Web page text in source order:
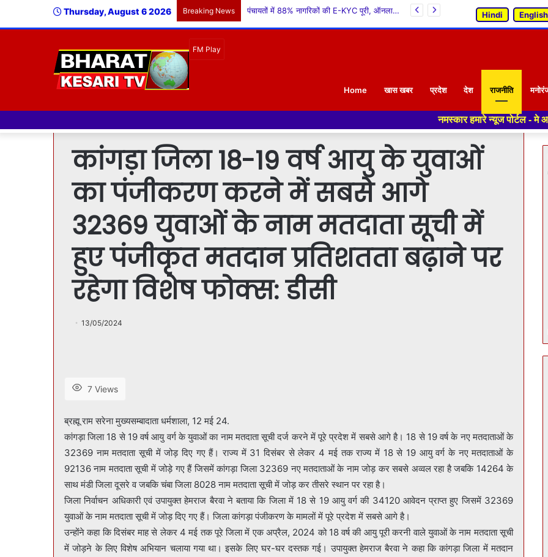
Thursday, August 6 2026 Breaking News ‘ग्रीन शिमला, आवर शिमला’ अभियान की शुरुआत, सीएम सुक्खू ने किया पौधरोपण Hindi English
Home खास खबर प्रदेश देश राजनीति
नमस्कार हमारे न्यूज पोर्टल - मे आपका स्वागत हैं
कांगड़ा जिला 18-19 वर्ष आयु के युवाओं
का पंजीकरण करने में सबसे आगे
32369 युवाओं के नाम मतदाता सूची में
हुए पंजीकृत मतदान प्रतिशतता बढ़ाने पर
रहेगा विशेष फोक्स: डीसी
13/05/2024
7 Views
ब्रह्मू राम सरेना मुख्यसम्बादाता धर्मशाला, 12 मई 24.
कांगड़ा जिला 18 से 19 वर्ष आयु वर्ग के युवाओं का नाम मतदाता सूची दर्ज करने में पूरे प्रदेश में सबसे आगे है। 18 से 19 वर्ष के नए मतदाताओं के
32369 नाम मतदाता सूची में जोड़ दिए गए हैं। राज्य में 31 दिसंबर से लेकर 4 मई तक राज्य में 18 से 19 आयु वर्ग के नए मतदाताओं के
92136 नाम मतदाता सूची में जोड़े गए हैं जिसमें कांगड़ा जिला 32369 नए मतदाताओं के नाम जोड़ कर सबसे अव्वल रहा है जबकि 14264 के
साथ मंडी जिला दूसरे व जबकि चंबा जिला 8028 नाम मतदाता सूची में जोड़ कर तीसरे स्थान पर रहा है।
जिला निर्वाचन अधिकारी एवं उपायुक्त हेमराज बैरवा ने बताया कि जिला में 18 से 19 आयु वर्ग की 34120 आवेदन प्राप्त हुए जिसमें 32369
युवाओं के नाम मतदाता सूची में जोड़ दिए गए हैं। जिला कांगड़ा पंजीकरण के मामलों में पूरे प्रदेश में सबसे आगे है।
उन्होंने कहा कि दिसंबर माह से लेकर 4 मई तक पूरे जिला में एक अप्रैल, 2024 को 18 वर्ष की आयु पूरी करनी वाले युवाओं के नाम मतदाता सूची
में जोड़ने के लिए विशेष अभियान चलाया गया था। इसके लिए घर-घर दस्तक गई। उपायुक्त हेमराज बैरवा ने कहा कि कांगड़ा जिला में मतदान